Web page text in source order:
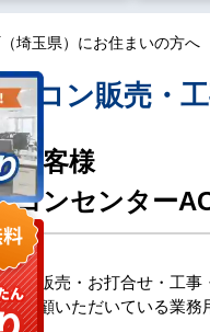
埼玉県）にお住まいの方へ
コン販売・
お客様
コンセンター
の販売・お打合せ・工
愛顧いただいている業務